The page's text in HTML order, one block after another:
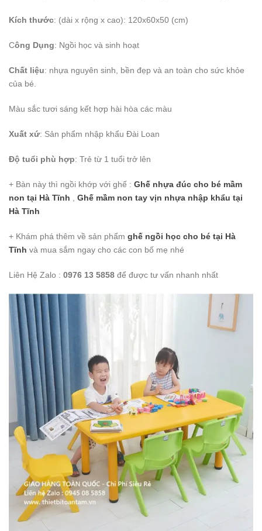
Kích thước: (dài x rộng x cao): 120x60x50 (cm)
Công Dụng: Ngồi học và sinh hoạt
Chất liệu: nhựa nguyên sinh, bền đẹp và an toàn cho sức khỏe
của bé.
Màu sắc tươi sáng kết hợp hài hòa các màu
Xuất xứ: Sản phẩm nhập khẩu Đài Loan
Độ tuổi phù hợp: Trẻ từ 1 tuổi trở lên
+ Bàn này thì ngồi khớp với ghế : Ghế nhựa đúc cho bé mầm
non tại Hà Tĩnh Ghế mầm non tay vịn nhựa nhập khẩu tại
Hà Tĩnh
+ Khám phá thêm về sản phẩm ghế ngồi học cho bé tại Hà
Tĩnh và mua sắm ngay cho các con bố mẹ nhé
Liên Hệ Zalo : 0976 13 5858 để được tư vấn nhanh nhất